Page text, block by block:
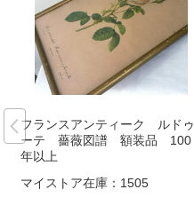
フランスアンティーク ルドゥ
ーテ 薔薇図譜 額装品 100
年以上
マイストア在庫： 1505